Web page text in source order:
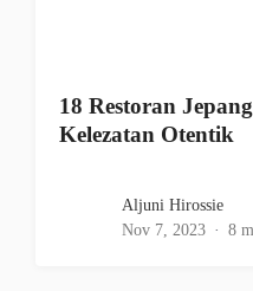
18 Restoran
Kelezatan Otentik
Aljuni Hirossie
Nov 7, 2023
8